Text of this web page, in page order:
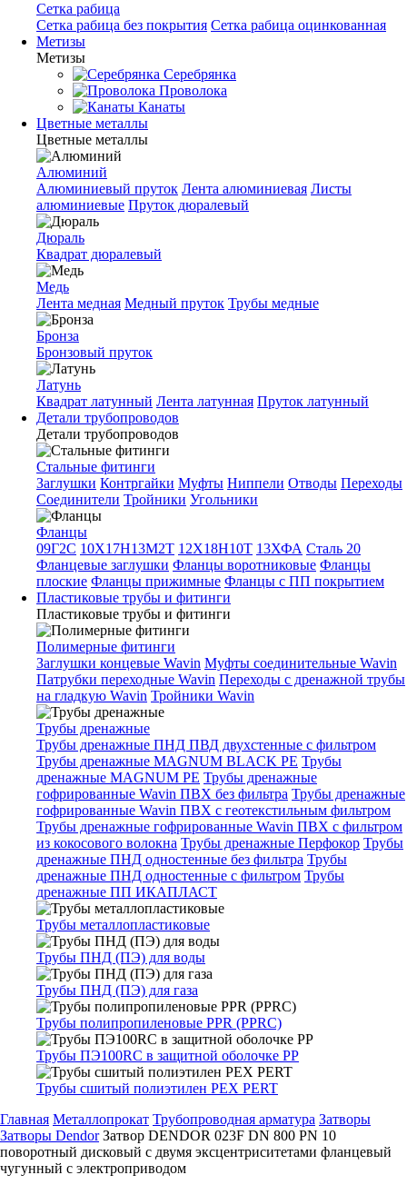
Сетка рабица
Сетка рабица без покрытия Сетка рабица оцинкованная
Метизы
Метизы
Серебрянка
Проволока
Канаты
Цветные металлы
Цветные металлы
Алюминий
Алюминиевый пруток Лента алюминиевая Листы
алюминиевые Пруток дюралевый
Дюраль
Квадрат дюралевый
Медь
Лента медная Медный пруток Трубы медные
Бронза
Бронзовый пруток
Латунь
Квадрат латунный Лента латунная Пруток латунный
Детали трубопроводов
Детали трубопроводов
Стальные фитинги
Заглушки Контргайки Муфты Ниппели Отводы Переходы
Соединители Тройники Угольники
Фланцы
09Г2С 10Х17Н13М2Т 12Х18Н10Т 13ХФА Сталь 20
Фланцевые заглушки Фланцы воротниковые Фланцы
плоские Фланцы прижимные Фланцы с ПП покрытием
Пластиковые трубы и фитинги
Пластиковые трубы и фитинги
Полимерные фитинги
Заглушки концевые Wavin Муфты соединительные Wavin
Патрубки переходные Wavin Переходы с дренажной трубы
на гладкую Wavin Тройники Wavin
Трубы дренажные
Трубы дренажные ПНД ПВД двухстенные с фильтром
Трубы дренажные MAGNUM BLACK PE Трубы
дренажные MAGNUM PE Трубы дренажные
гофрированные Wavin ПВХ без фильтра Трубы дренажные
гофрированные Wavin ПВХ с геотекстильным фильтром
Трубы дренажные гофрированные Wavin ПВХ с фильтром
из кокосового волокна Трубы дренажные Перфокор Трубы
дренажные ПНД одностенные без фильтра Трубы
дренажные ПНД одностенные с фильтром Трубы
дренажные ПП ИКАПЛАСТ
Трубы металлопластиковые
Трубы ПНД (ПЭ) для воды
Трубы ПНД (ПЭ) для газа
Трубы полипропиленовые PPR (PPRC)
Трубы ПЭ100RC в защитной оболочке PP
Трубы сшитый полиэтилен PEX PERT
Главная Металлопрокат Трубопроводная арматура Затворы
Затворы Dendor Затвор DENDOR 023F DN 800 PN 10
поворотный дисковый c двумя эксцентриситетами фланцевый
чугунный с электроприводом